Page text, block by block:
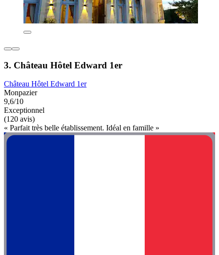
3. Château Hôtel Edward 1er
Château Hôtel Edward 1er
Monpazier
9,6/10
Exceptionnel
(120 avis)
« Parfait très belle établissement. Idéal en famille »